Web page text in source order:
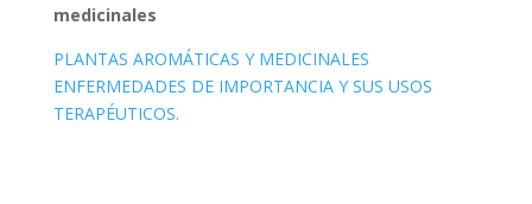
medicinales
PLANTAS AROMÁTICAS Y MEDICINALES
ENFERMEDADES DE IMPORTANCIA Y SUS USOS
TERAPÉUTICOS.